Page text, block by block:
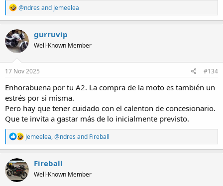
R
e
a
c
t
i
o
n
s
@ndres and Jemeelea
gurruvip
Well-Known Member
17 Nov 2025 #134
Enhorabuena por tu A2. La compra de la moto es también un
estrés por si misma.
Pero hay que tener cuidado con el calenton de concesionario.
Que te invita a gastar más de lo inicialmente previsto.
R
e
a
t
i
Jemeelea,@ndres and Fireball
Fireball
Well-Known Member